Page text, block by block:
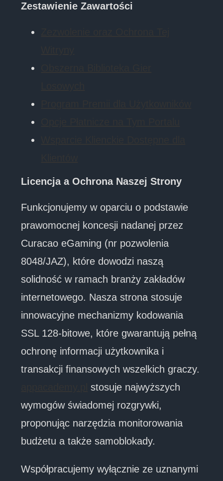
Zestawienie Zawartości
Licencja a Ochrona Naszej Strony
Funkcjonujemy w oparciu o podstawie
prawomocnej koncesji nadanej przez
Curacao eGaming (nr pozwolenia
8048/JAZ), które dowodzi naszą
solidność w ramach branży zakładów
internetowego. Nasza strona stosuje
innowacyjne mechanizmy kodowania
SSL 128-bitowe, które gwarantują pełną
ochronę informacji użytkownika i
transakcji finansowych wszelkich graczy.
stosuje najwyższych
wymogów świadomej rozgrywki,
proponując narzędzia monitorowania
budżetu a także samoblokady.
Współpracujemy wyłącznie ze uznanymi